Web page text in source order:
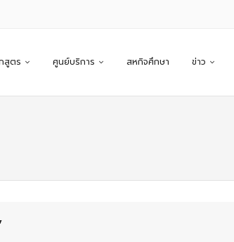
สูตร ศูนย์บริการ สหกิจศึกษา ข่าว